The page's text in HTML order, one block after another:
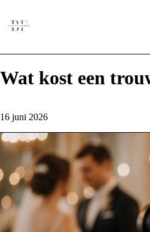
Wat kost een
16 juni 2026